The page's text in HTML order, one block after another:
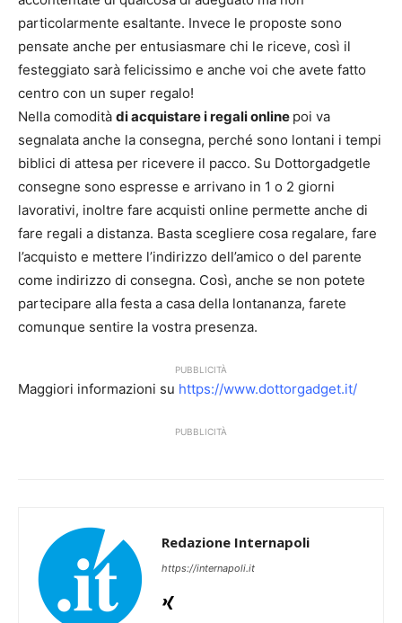
particolarmente esaltante. Invece le proposte sono
pensate anche per entusiasmare chi le riceve, così il
festeggiato sarà felicissimo e anche voi che avete fatto
centro con un super regalo!
Nella comodità di acquistare i regali online poi va
segnalata anche la consegna, perché sono lontani i tempi
biblici di attesa per ricevere il pacco. Su Dottorgadgetle
consegne sono espresse e arrivano in 1 o 2 giorni
lavorativi, inoltre fare acquisti online permette anche di
fare regali a distanza. Basta scegliere cosa regalare, fare
l’acquisto e mettere l’indirizzo dell’amico o del parente
come indirizzo di consegna. Così, anche se non potete
partecipare alla festa a casa della lontananza, farete
comunque sentire la vostra presenza.
PUBBLICITÀ
Maggiori informazioni su https://www.dottorgadget.it/
PUBBLICITÀ
Redazione Internapoli
https://internapoli.it